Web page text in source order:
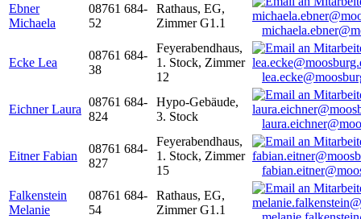
Ebner
Michaela
08761 684-
52
Rathaus, EG,
Zimmer G1.1
Ecke Lea
08761 684-
38
Feyerabendhaus,
1. Stock, Zimmer
12
Eichner Laura
08761 684-
824
Hypo-Gebäude,
3. Stock
Eitner Fabian
08761 684-
827
Feyerabendhaus,
1. Stock, Zimmer
15
Falkenstein
Melanie
08761 684-
54
Rathaus, EG,
Zimmer G1.1